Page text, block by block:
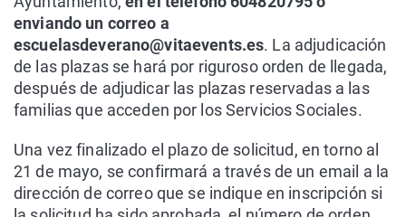
enviando un correo a
escuelasdeverano@vitaevents.es. La adjudicación
de las plazas se hará por riguroso orden de llegada,
después de adjudicar las plazas reservadas a las
familias que acceden por los Servicios Sociales.
Una vez finalizado el plazo de solicitud, en torno al
21 de mayo, se confirmará a través de un email a la
dirección de correo que se indique en inscripción si